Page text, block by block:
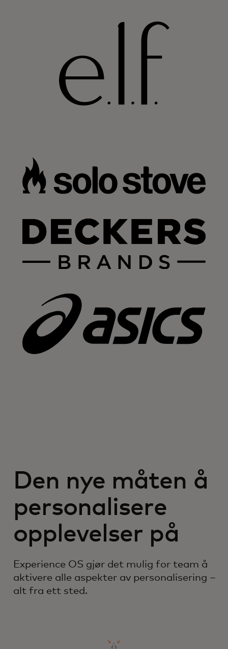
Den nye måten å
personalisere
opplevelser på
Experience OS gjør det mulig for team å
aktivere alle aspekter av personalisering –
alt fra ett sted.